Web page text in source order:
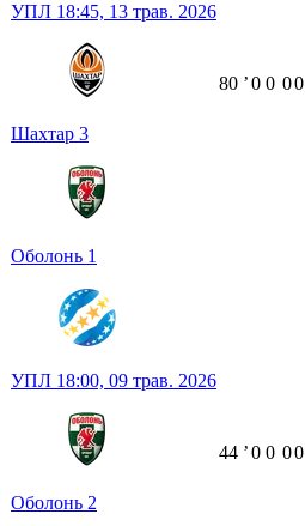
УПЛ 18:45, 13 трав. 2026
Шахтар 3
Оболонь 1
80 ʼ0 0 00
УПЛ 18:00, 09 трав. 2026
Оболонь 2
44 ʼ0 0 00